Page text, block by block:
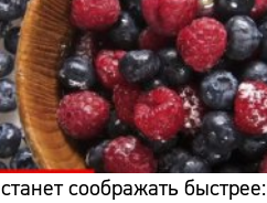
соображать быстрее: